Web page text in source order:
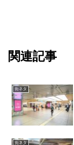
関連記事
街ネタ
街ネタ